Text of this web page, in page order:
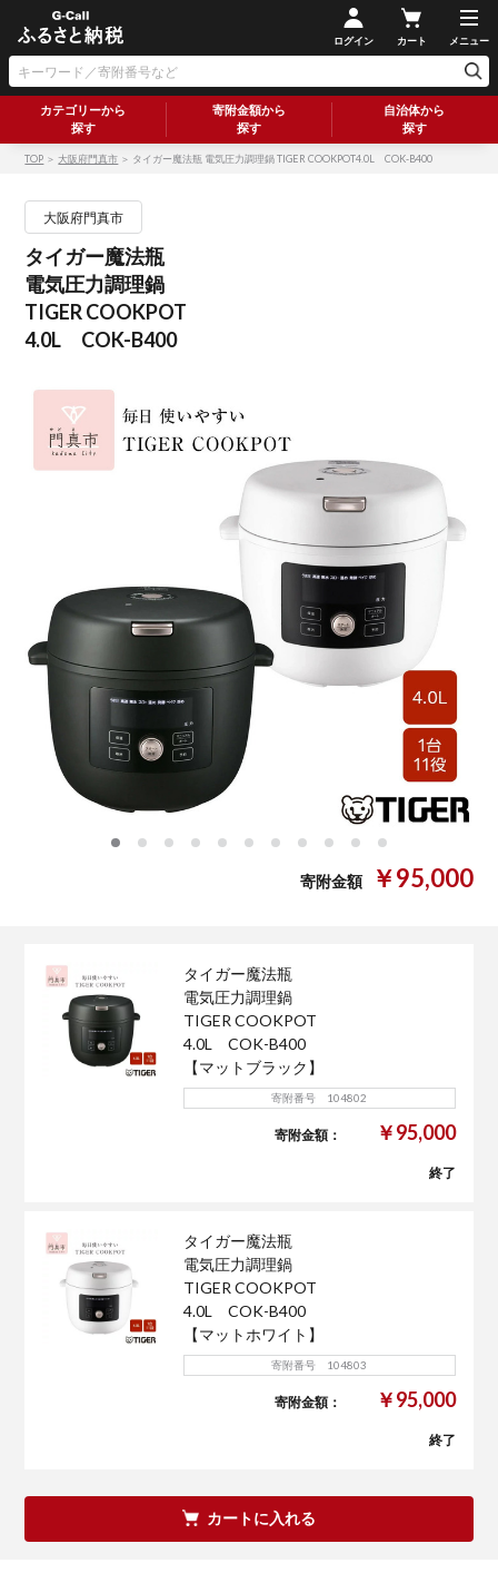
ログイン カート メニュー
カテゴリーから
探す
寄附金額から
探す
自治体から
探す
TOP ＞大阪府門真市 ＞ タイガー魔法瓶 電気圧力調理鍋 TIGER COOKPOT4.0L COK-B400
大阪府門真市
タイガー魔法瓶
電気圧力調理鍋
TIGER COOKPOT
4.0L COK-B400
寄附金額 ￥95,000
タイガー魔法瓶
電気圧力調理鍋
TIGER COOKPOT
4.0L COK-B400
【マットブラック】
寄附番号 104802
寄附金額： ￥95,000
終了
タイガー魔法瓶
電気圧力調理鍋
TIGER COOKPOT
4.0L COK-B400
【マットホワイト】
寄附番号 104803
寄附金額： ￥95,000
終了
カートに入れる